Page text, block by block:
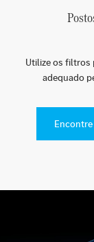
Utilize os filtros
adequado